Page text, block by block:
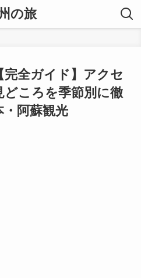
の旅
完全ガイド】アクセ
どころを季節別に徹
・阿蘇観光